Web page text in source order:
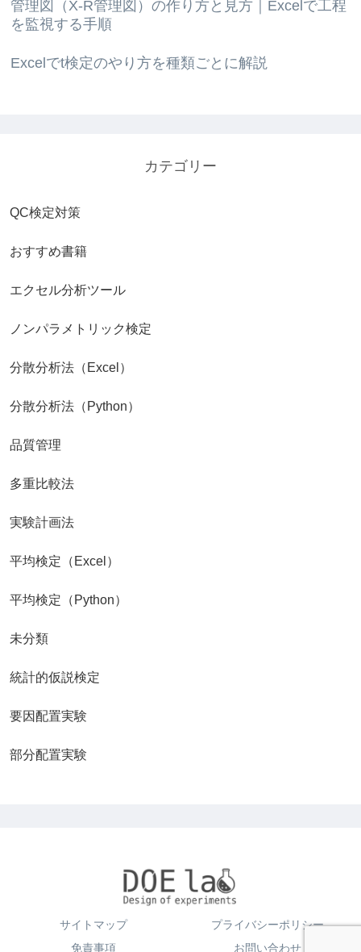
管理図（X-R管理図）の作り方と見方｜Excelで工程
を監視する手順
Excelでt検定のやり方を種類ごとに解説
カテゴリー
QC検定対策
おすすめ書籍
エクセル分析ツール
ノンパラメトリック検定
分散分析法（Excel）
分散分析法（Python）
品質管理
多重比較法
実験計画法
平均検定（Excel）
平均検定（Python）
未分類
統計的仮説検定
要因配置実験
部分配置実験
サイトマップ
プライバシーポリシー
免責事項
お問い合わせ